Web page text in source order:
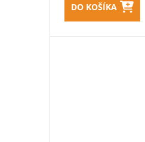
DO KOŠÍKA